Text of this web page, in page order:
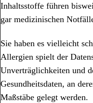
Inhaltsstoffe führen
gar medizinischen
Sie haben es vielleicht
Allergien spielt der
Unverträglichkeiten und
Gesundheitsdaten, an
Maßstäbe gelegt werden.